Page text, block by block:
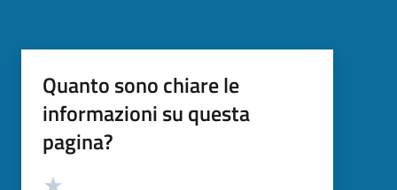
Quanto sono chiare le
informazioni su questa
pagina?
Valutazione